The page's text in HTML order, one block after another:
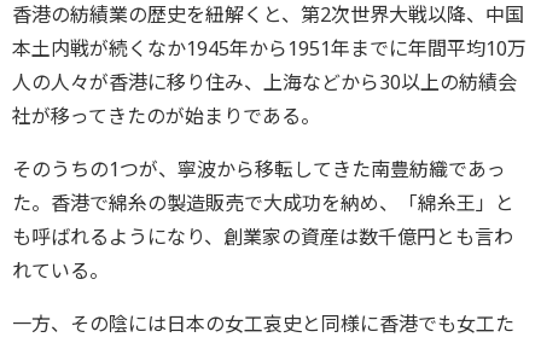
香港の紡績業の歴史を紐解くと、第2次世界大戦以降、中国
本土内戦が続くなか1945年から1951年までに年間平均10万
人の人々が香港に移り住み、上海などから30以上の紡績会
社が移ってきたのが始まりである。
そのうちの1つが、寧波から移転してきた南豊紡織であっ
た。香港で綿糸の製造販売で大成功を納め、「綿糸王」と
も呼ばれるようになり、創業家の資産は数千億円とも言わ
れている。
一方、その陰には日本の女工哀史と同様に香港でも女工た